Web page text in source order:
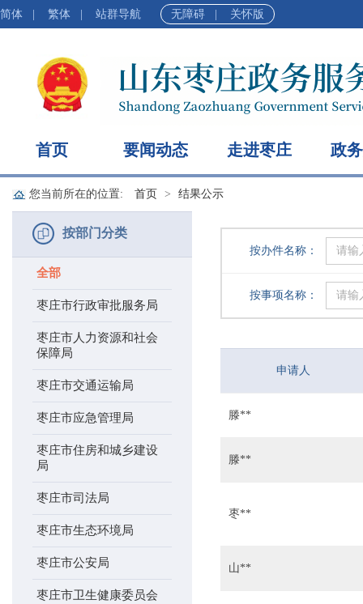
简体 繁体 站群导航 无障碍 关怀版
首页 要闻动态 走进枣庄 政
您当前所在的位置: 首页 结果公示
按部门分类
全部
枣庄市行政审批服务局
枣庄市人力资源和社会
保障局
枣庄市交通运输局
枣庄市应急管理局
枣庄市住房和城乡建设
局
枣庄市司法局
枣庄市生态环境局
枣庄市公安局
枣庄市卫生健康委员会
按办件名称：
按事项名称：
申请人
滕**
滕**
枣**
山**